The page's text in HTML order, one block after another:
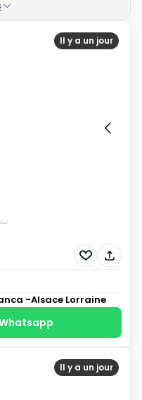
Il y a un jour
-Alsace Lorraine
Il y a un jour